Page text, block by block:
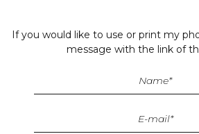
If you would like to use or print my
message with the link of